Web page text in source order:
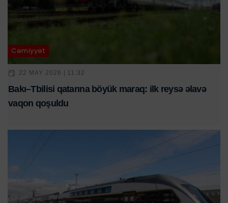
Cəmiyyət
22 MAY 2026 | 11:32
Bakı–Tbilisi qatarına böyük maraq: ilk reysə əlavə
vaqon qoşuldu